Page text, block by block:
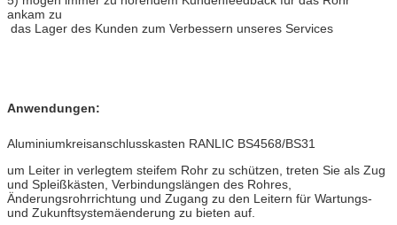
ankam zu
das Lager des Kunden zum Verbessern unseres Services
Anwendungen:
Aluminiumkreisanschlusskasten RANLIC BS4568/BS31
um Leiter in verlegtem steifem Rohr zu schützen, treten Sie als Zug
und Spleißkästen, Verbindungslängen des Rohres,
Änderungsrohrrichtung und Zugang zu den Leitern für Wartungs-
und Zukunftsystemäenderung zu bieten auf.